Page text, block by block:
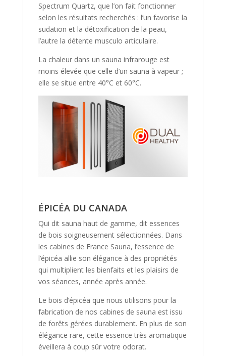
Spectrum Quartz, que l’on fait fonctionner
selon les résultats recherchés : l’un favorise la
sudation et la détoxification de la peau,
l’autre la détente musculo articulaire.
La chaleur dans un sauna infrarouge est
moins élevée que celle d’un sauna à vapeur ;
elle se situe entre 40°C et 60°C.
ÉPICÉADU CANADA
Qui dit sauna haut de gamme, dit essences
de bois soigneusement sélectionnées. Dans
les cabines de France Sauna, l’essence de
l’épicéa allie son élégance à des propriétés
qui multiplient les bienfaits et les plaisirs de
vos séances, année après année.
Le bois d’épicéa que nous utilisons pour la
fabrication de nos cabines de sauna est issu
de forêts gérées durablement. En plus de son
élégance rare, cette essence très aromatique
éveillera à coup sûr votre odorat.